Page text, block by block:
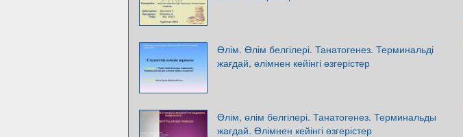
Өлім. Өлім белгілері. Танатогенез. Терминальді
жағдай, өлімнен кейінгі өзгерістер
Өлім, өлім белгілері. Танатогенез. Терминальды
жағдай. Өлімнен кейінгі өзгерістер